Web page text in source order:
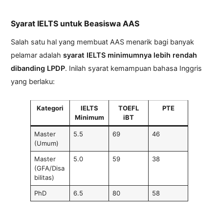
Syarat IELTS untuk Beasiswa AAS
Salah satu hal yang membuat AAS menarik bagi banyak
pelamar adalahsyarat IELTS minimumnya lebih rendah
dibanding LPDP. Inilah syarat kemampuan bahasa Inggris
yang berlaku:
Kategori
IELTS
Minimum
TOEFL
iBT
PTE
Master
(Umum)
5.5 69 46
Master
(GFA/Disa
bilitas)
5.0 59 38
PhD 6.5 80 58